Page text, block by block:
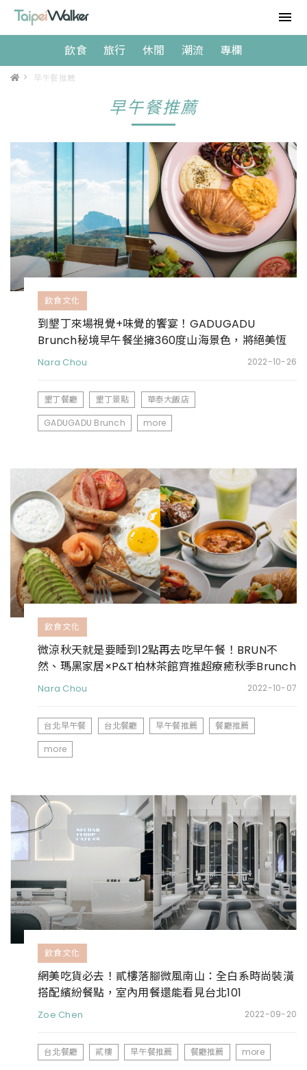
飲食 旅行 休閒 潮流 專欄
> 早午餐推薦
早午餐推薦
飲食文化
到墾丁來場視覺+味覺的饗宴！GADUGADU
Brunch秘境早午餐坐擁360度山海景色，將絕美恆
春半島景致收進眼底
Nara Chou 2022-10-26
墾丁餐廳 墾丁景點
華泰大飯店
GADUGADU Brunch
more
飲食文化
微涼秋天就是要睡到12點再去吃早午餐！BRUN不
然、瑪黑家居×P&T柏林茶館齊推超療癒秋季Brunch
套餐
Nara Chou 2022-10-07
台北早午餐 台北餐廳 早午餐推薦
餐廳推薦
more
飲食文化
網美吃貨必去！貳樓落腳微風南山：全白系時尚裝潢
搭配繽紛餐點，室內用餐還能看見台北101
Zoe Chen 2022-09-20
台北餐廳 貳樓 早午餐推薦 餐廳推薦 more